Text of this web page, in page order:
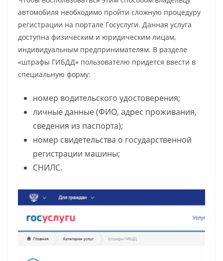
автомобиля необходимо пройти сложную процедуру
регистрации на портале Госуслуги. Данная услуга
доступна физическим и юридическим лицам,
индивидуальным предпринимателям. В разделе
«штрафы ГИБДД» пользователю придется ввести в
специальную форму:
номер водительского удостоверения;
личные данные (ФИО, адрес проживания,
сведения из паспорта);
номер свидетельства о государственной
регистрации машины;
СНИЛС.